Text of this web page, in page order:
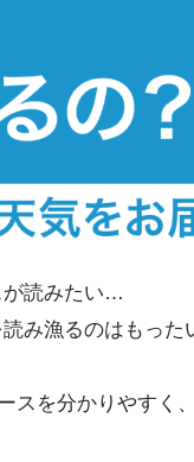
が読みたい…
み漁るのはもった
スを分かりやすく